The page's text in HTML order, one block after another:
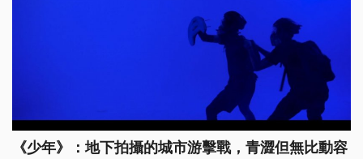
《少年》：地下拍攝的城市游擊戰，青澀但無比動容